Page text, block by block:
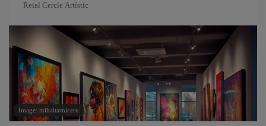
Reial Cercle Artístic
Image: mihaitarniceru